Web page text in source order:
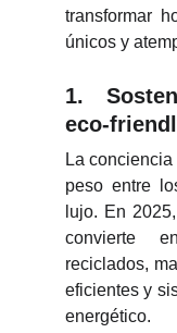
transformar
únicos y
1.
eco-
La
peso entre
lujo. En
convierte
reciclados,
eficientes y
energético.